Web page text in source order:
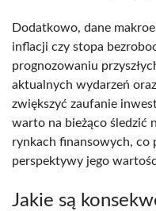
Dodatkowo, dane
inflacji czy stopa
prognozowaniu
aktualnych wydarzeń
zwiększyć zaufanie
warto na bieżąco śledzić
rynkach finansowych, co
perspektywy jego
Jakie są